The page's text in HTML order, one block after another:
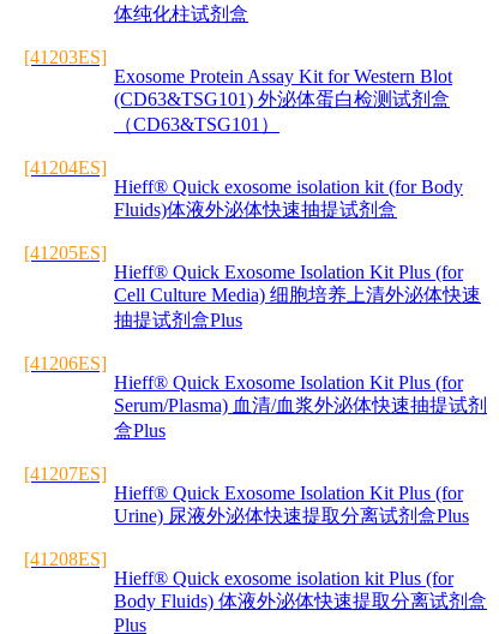
体纯化柱试剂盒
[41203ES]
Exosome Protein Assay Kit for Western Blot
(CD63&TSG101) 外泌体蛋白检测试剂盒
（CD63&TSG101）
[41204ES]
Hieff® Quick exosome isolation kit (for Body
Fluids)体液外泌体快速抽提试剂盒
[41205ES]
Hieff® Quick Exosome Isolation Kit Plus (for
Cell Culture Media) 细胞培养上清外泌体快速
抽提试剂盒Plus
[41206ES]
Hieff® Quick Exosome Isolation Kit Plus (for
Serum/Plasma) 血清/血浆外泌体快速抽提试剂
盒Plus
[41207ES]
Hieff® Quick Exosome Isolation Kit Plus (for
Urine) 尿液外泌体快速提取分离试剂盒Plus
[41208ES]
Hieff® Quick exosome isolation kit Plus (for
Body Fluids) 体液外泌体快速提取分离试剂盒
Plus